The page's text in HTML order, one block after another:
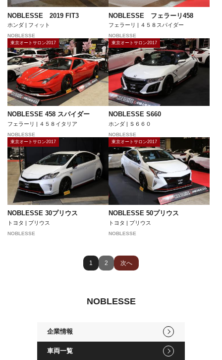
NOBLESSE 2019 FIT3
ホンダ | フィット
NOBLESSE
NOBLESSE フェラーリ458
フェラーリ | ４５８スパイダー
NOBLESSE
東京オートサロン2017
NOBLESSE 458 スパイダー
フェラーリ | ４５８イタリア
NOBLESSE
東京オートサロン2017
NOBLESSE S660
ホンダ | Ｓ６６０
NOBLESSE
東京オートサロン2017
NOBLESSE 30プリウス
トヨタ | プリウス
NOBLESSE
東京オートサロン2017
NOBLESSE 50プリウス
トヨタ | プリウス
NOBLESSE
1 2 次へ
NOBLESSE
企業情報
車両一覧